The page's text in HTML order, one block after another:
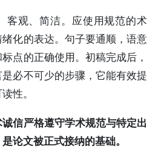
客观、简洁。应使用规范的术
化的表达。句子要通顺，语意
点的正确使用。初稿完成后，
是必不可少的步骤，它能有效提
性。
信严格遵守学术规范与特定出
论文被正式接纳的基础。